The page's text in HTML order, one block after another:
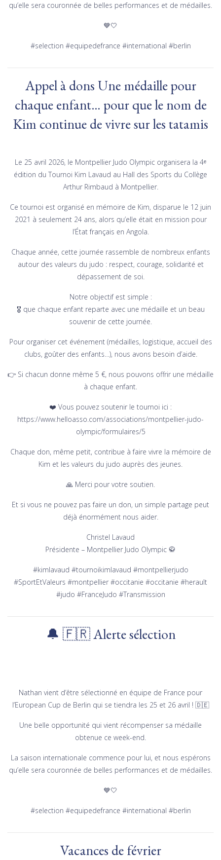
qu’elle sera couronnée de belles performances et de médailles.
💙🤍
#selection #equipedefrance #international #berlin
Appel à dons Une médaille pour
chaque enfant… pour que le nom de
Kim continue de vivre sur les tatamis
Le 25 avril 2026, le Montpellier Judo Olympic organisera la 4ᵉ
édition du Tournoi Kim Lavaud au Hall des Sports du Collège
Arthur Rimbaud à Montpellier.
Ce tournoi est organisé en mémoire de Kim, disparue le 12 juin
2021 à seulement 24 ans, alors qu’elle était en mission pour
l’État français en Angola.
Chaque année, cette journée rassemble de nombreux enfants
autour des valeurs du judo : respect, courage, solidarité et
dépassement de soi.
Notre objectif est simple :
🎖️ que chaque enfant reparte avec une médaille et un beau
souvenir de cette journée.
Pour organiser cet événement (médailles, logistique, accueil des
clubs, goûter des enfants…), nous avons besoin d’aide.
👉 Si chacun donne même 5 €, nous pouvons offrir une médaille
à chaque enfant.
❤️ Vous pouvez soutenir le tournoi ici :
https://www.helloasso.com/associations/montpellier-judo-
olympic/formulaires/5
Chaque don, même petit, contribue à faire vivre la mémoire de
Kim et les valeurs du judo auprès des jeunes.
🙏 Merci pour votre soutien.
Et si vous ne pouvez pas faire un don, un simple partage peut
déjà énormément nous aider.
Christel Lavaud
Présidente – Montpellier Judo Olympic 🥋
#kimlavaud #tournoikimlavaud #montpellierjudo
#SportEtValeurs #montpellier #occitanie #occitanie #herault
#judo #FranceJudo #Transmission
🔔 🇫🇷 Alerte sélection
Nathan vient d’être sélectionné en équipe de France pour
l’European Cup de Berlin qui se tiendra les 25 et 26 avril ! 🇩🇪
Une belle opportunité qui vient récompenser sa médaille
obtenue ce week-end.
La saison internationale commence pour lui, et nous espérons
qu’elle sera couronnée de belles performances et de médailles.
💙🤍
#selection #equipedefrance #international #berlin
Vacances de février